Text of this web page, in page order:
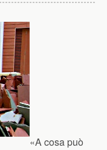
«A cosa può